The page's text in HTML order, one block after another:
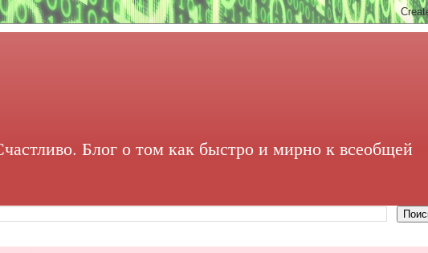
Блог о том как быстро и мирно к всеобщей